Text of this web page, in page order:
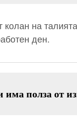
колан на
ден.
полза от